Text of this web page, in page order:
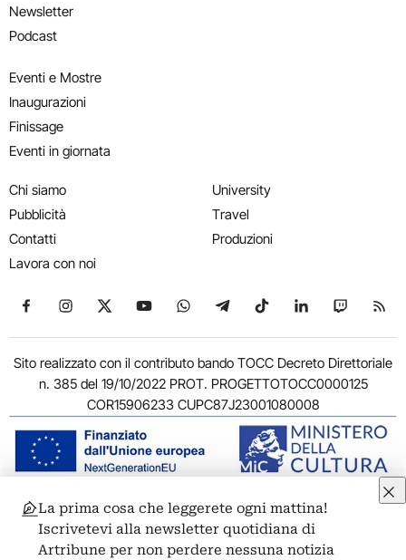
Newsletter
Podcast
Eventi e Mostre
Inaugurazioni
Finissage
Eventi in giornata
Chi siamo
Pubblicità
Contatti
Lavora con noi
University
Travel
Produzioni
Seguici su Facebook
Seguici su Instagram
Seguici su X
Seguici su YouTube
Seguici su WhatsApp
Seguici su Telegram
Seguici su TikTok
Seguici su
Seguici
Sito realizzato con il contributo bando TOCC Decreto Direttoriale
n. 385 del 19/10/2022 PROT. PROGETTOTOCC0000125
COR15906233 CUPC87J23001080008
© 2011-2026 ARTRIBUNE srl – Corso Vittorio Emanuele II, 287 –
00186 Roma - P.I. 11381581005
Privacy: Responsabile della protezione dei dati personali
La prima cosa che leggerete ogni mattina!
Iscrivetevi alla newsletter quotidiana di
Artribune per non perdere nessuna notizia